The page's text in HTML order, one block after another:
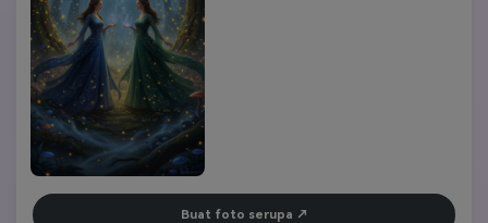
Buat foto serupa